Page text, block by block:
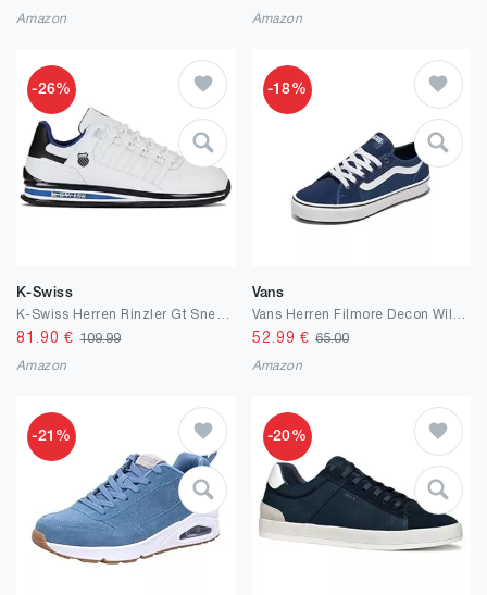
Amazon Amazon
-26%
K-Swiss
81.90 €109.99
Amazon
-18%
Vans
52.99 € 65.00
Amazon
-21% -20%